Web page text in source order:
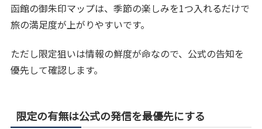
函館の御朱印マップは、季節の楽しみを1つ入れるだけで
旅の満足度が上がりやすいです。
ただし限定狙いは情報の鮮度が命なので、公式の告知を
優先して確認します。
限定の有無は公式の発信を最優先にする